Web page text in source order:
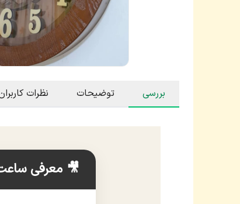
بررسی توضیحات نظرات
🎥 معرفی